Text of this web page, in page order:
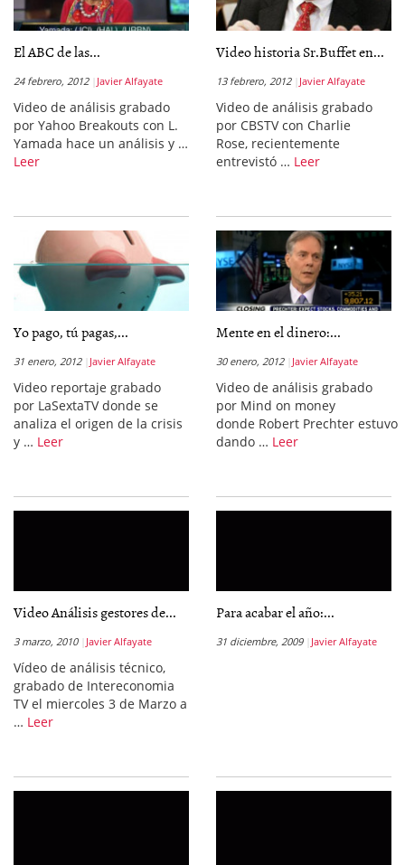
El ABC de las...
24 febrero, 2012 Javier Alfayate
Video de análisis grabado
por Yahoo Breakouts con L.
Yamada hace un análisis y …
Leer
Video historia Sr.Buffet en...
13 febrero, 2012 Javier Alfayate
Video de análisis grabado
por CBSTV con Charlie
Rose, recientemente
entrevistó … Leer
Yo pago, tú pagas,...
31 enero, 2012 Javier Alfayate
Video reportaje grabado
por LaSextaTV donde se
analiza el origen de la crisis
y … Leer
Mente en el dinero:...
30 enero, 2012 Javier Alfayate
Video de análisis grabado
por Mind on money
donde Robert Prechter estuvo
dando … Leer
Video Análisis gestores de...
3 marzo, 2010 Javier Alfayate
Vídeo de análisis técnico,
grabado de Intereconomia
TV el miercoles 3 de Marzo a
… Leer
Para acabar el año:...
31 diciembre, 2009 Javier Alfayate